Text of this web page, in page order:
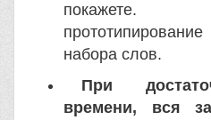
покажете.
набора слов.
При
времени, вся